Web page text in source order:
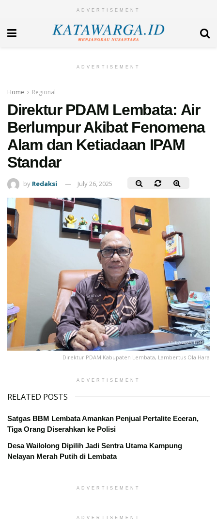
ADVERTISEMENT
ADVERTISEMENT
Home Regional
Direktur PDAM Lembata: Air
Berlumpur Akibat Fenomena
Alam dan Ketiadaan IPAM
Standar
by Redaksi July 26, 2025
Direktur PDAM Kabupaten Lembata, Lambertus Ola Hara
ADVERTISEMENT
RELATED POSTS
Satgas BBM Lembata Amankan Penjual Pertalite Eceran,
Tiga Orang Diserahkan ke Polisi
Desa Wailolong Dipilih Jadi Sentra Utama Kampung
Nelayan Merah Putih di Lembata
ADVERTISEMENT
ADVERTISEMENT